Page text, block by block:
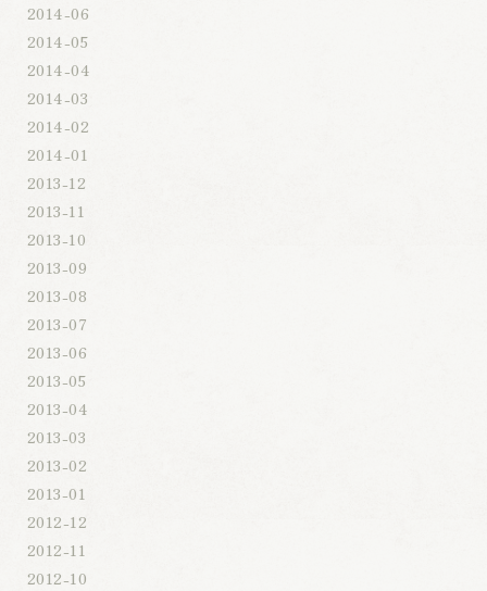
2014-06
2014-05
2014-04
2014-03
2014-02
2014-01
2013-12
2013-11
2013-10
2013-09
2013-08
2013-07
2013-06
2013-05
2013-04
2013-03
2013-02
2013-01
2012-12
2012-11
2012-10